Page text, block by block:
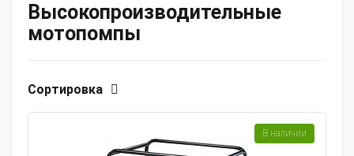
Высокопроизводительные
мотопомпы
Сортировка
В наличии